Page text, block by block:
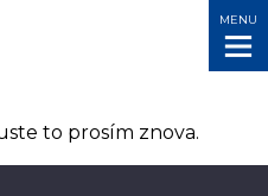
MENU
to prosím znova.